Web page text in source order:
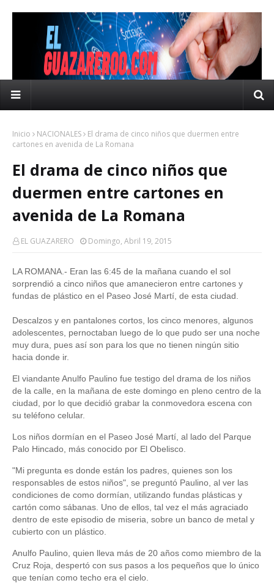
Inicio NACIONALES
El drama de cinco niños que duermen entre
cartones en avenida de La Romana
El drama de cinco niños que
duermen entre cartones en
avenida de La Romana
EL GUAZARERO Domingo, Abril 19, 2015
LA ROMANA.- Eran las 6:45 de la mañana cuando el sol
sorprendió a cinco niños que amanecieron entre cartones y
fundas de plástico en el Paseo José Martí, de esta ciudad.
Descalzos y en pantalones cortos, los cinco menores, algunos
adolescentes, pernoctaban luego de lo que pudo ser una noche
muy dura, pues así son para los que no tienen ningún sitio
hacia donde ir.
El viandante Anulfo Paulino fue testigo del drama de los niños
de la calle, en la mañana de este domingo en pleno centro de la
ciudad, por lo que decidió grabar la conmovedora escena con
su teléfono celular.
Los niños dormían en el Paseo José Martí, al lado del Parque
Palo Hincado, más conocido por El Obelisco.
"Mi pregunta es donde están los padres, quienes son los
responsables de estos niños", se preguntó Paulino, al ver las
condiciones de como dormían, utilizando fundas plásticas y
cartón como sábanas. Uno de ellos, tal vez el más agraciado
dentro de este episodio de miseria, sobre un banco de metal y
cubierto con un plástico.
Anulfo Paulino, quien lleva más de 20 años como miembro de la
Cruz Roja, despertó con sus pasos a los pequeños que lo único
que tenían como techo era el cielo.